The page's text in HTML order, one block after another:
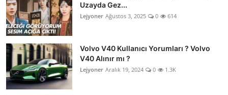
Uzayda Gez...
Lejyoner Ağustos 3, 2025 0 614
Volvo V40 Kullanıcı Yorumları ? Volvo
V40 Alınır mı ?
Lejyoner Aralık 19, 2024 0 1.3K